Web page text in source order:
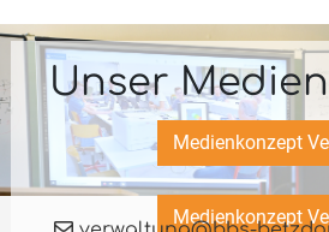
Unser
Medienkonzept
Medienkonzept